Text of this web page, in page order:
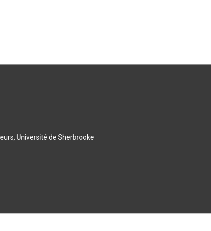
Université de Sherbrooke